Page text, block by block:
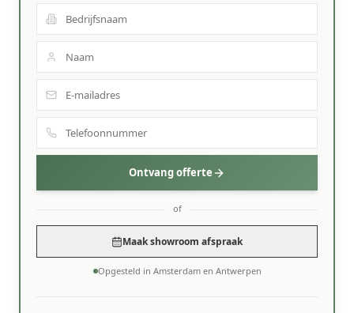
Ontvang offerte
of
Maak showroom afspraak
Opgesteld in Amsterdam en Antwerpen